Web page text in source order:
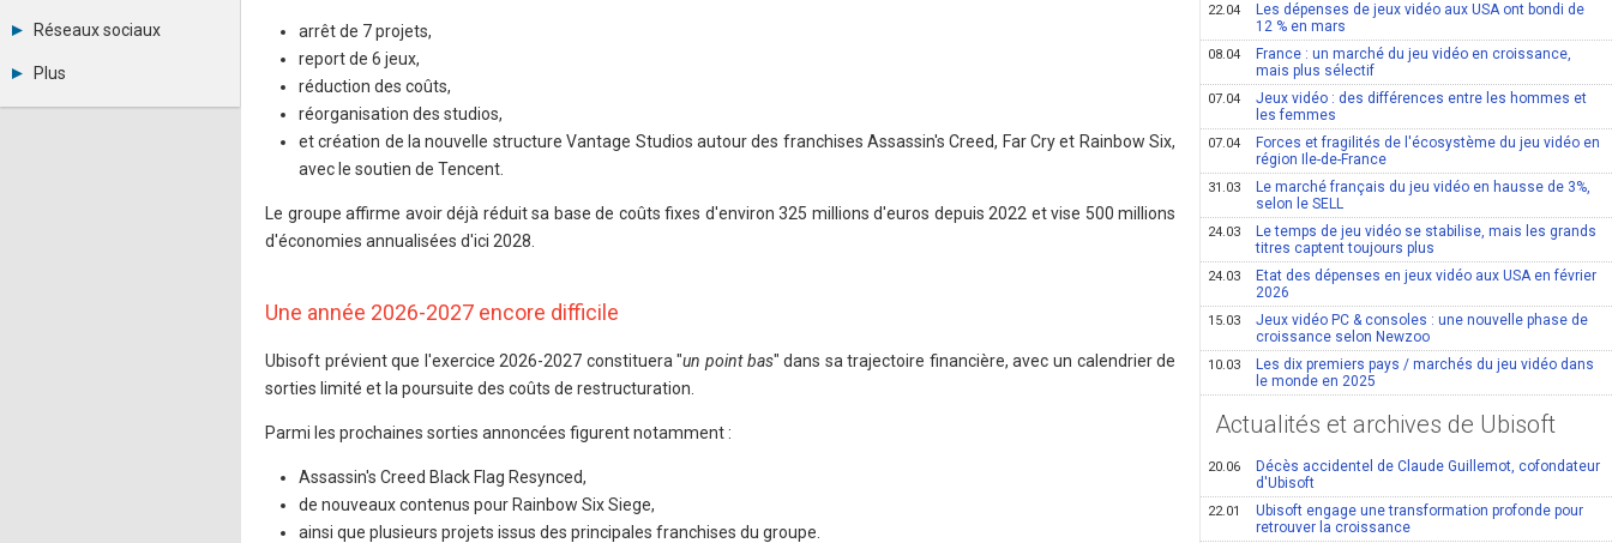
Observatoire de l'emploi
Réseaux sociaux
LinkedIn
Plus
Annonceurs
arrêt de 7 projets,
report de 6 jeux,
réduction des coûts,
réorganisation des studios,
et création de la nouvelle structure Vantage Studios autour des franchises Assassin's Creed, Far Cry et Rainbow Six,
avec le soutien de Tencent.
Le groupe affirme avoir déjà réduit sa base de coûts fixes d'environ 325 millions d'euros depuis 2022 et vise 500 millions
d'économies annualisées d'ici 2028.
Une année 2026-2027 encore difficile
Ubisoft prévient que l'exercice 2026-2027 constituera "un point bas" dans sa trajectoire financière, avec un calendrier de
sorties limité et la poursuite des coûts de restructuration.
Parmi les prochaines sorties annoncées figurent notamment :
Assassin's Creed Black Flag Resynced,
de nouveaux contenus pour Rainbow Six Siege,
ainsi que plusieurs projets issus des principales franchises du groupe.
22.04
Les dépenses de jeux vidéo aux USA ont bondi de
12 % en mars
08.04
France : un marché du jeu vidéo en croissance,
mais plus sélectif
07.04
Jeux vidéo : des différences entre les hommes et
les femmes
07.04
Forces et fragilités de l'écosystème du jeu vidéo en
région Ile-de-France
31.03
Le marché français du jeu vidéo en hausse de 3%,
selon le SELL
24.03
Le temps de jeu vidéo se stabilise, mais les grands
titres captent toujours plus
24.03
Etat des dépenses en jeux vidéo aux USA en février
2026
15.03
Jeux vidéo PC & consoles : une nouvelle phase de
croissance selon Newzoo
10.03
Les dix premiers pays / marchés du jeu vidéo dans
le monde en 2025
Actualités et archives de Ubisoft
20.06
Décès accidentel de Claude Guillemot, cofondateur
d'Ubisoft
22.01
Ubisoft engage une transformation profonde pour
retrouver la croissance